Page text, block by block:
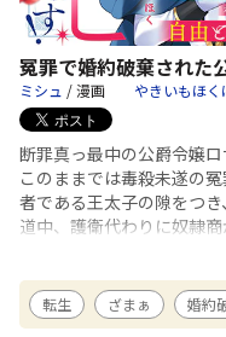
冤罪で婚約破棄された
ミシュ / 漫画 やきいもほく
断罪真っ最中の公爵令嬢ロ
このままでは毒殺未遂の
者である王太子の隙をつ
道中、護衛代わりに奴隷
た双子の少年・アダンと
が、ロザリンダが優しく
しずつ心を開いていく。
になって彼女を探し始め
転生 ざまぁ 婚約